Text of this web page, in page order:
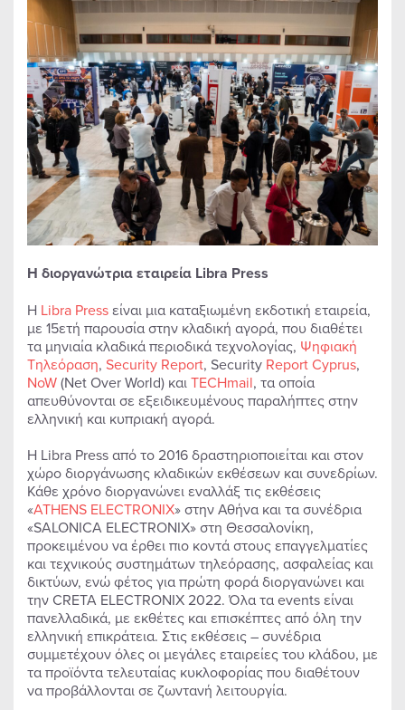
Η διοργανώτρια εταιρεία Libra Press
Η Libra Pressείναι μια καταξιωμένη εκδοτική εταιρεία,
με 15ετή παρουσία στην κλαδική αγορά, που διαθέτει
τα μηνιαία κλαδικά περιοδικά τεχνολογίας, Ψηφιακή
Τηλεόραση, Security Report, Security Report Cyprus,
NoW(Net Over World) καιTECHmail, τα οποία
απευθύνονται σε εξειδικευμένους παραλήπτες στην
ελληνική και κυπριακή αγορά.
Η Libra Press από το 2016 δραστηριοποιείται και στον
χώρο διοργάνωσης κλαδικών εκθέσεων και συνεδρίων.
Κάθε χρόνο διοργανώνει εναλλάξ τις εκθέσεις
«ATHENS ELECTRONIX» στην Αθήνα και τα συνέδρια
«SALONICA ELECTRONIX» στη Θεσσαλονίκη,
προκειμένου να έρθει πιο κοντά στους επαγγελματίες
και τεχνικούς συστημάτων τηλεόρασης, ασφαλείας και
δικτύων, ενώ φέτος για πρώτη φορά διοργανώνει και
την CRETA ELECTRONIX 2022. Όλα τα events είναι
πανελλαδικά, με εκθέτες και επισκέπτες από όλη την
ελληνική επικράτεια. Στις εκθέσεις – συνέδρια
συμμετέχουν όλες οι μεγάλες εταιρείες του κλάδου, με
τα προϊόντα τελευταίας κυκλοφορίας που διαθέτουν
να προβάλλονται σε ζωντανή λειτουργία.